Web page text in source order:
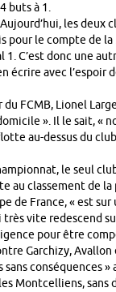
buts à 1.
les deux
pour le compte de
1. C’est donc une
écrire avec l’espoir
FCMB, Lionel
». Il le sait, «
au-dessus du
le seul
au classement de
de France, « est
vite redescend
pour être
Garchizy,
sans conséquences
Montcelliens, sans